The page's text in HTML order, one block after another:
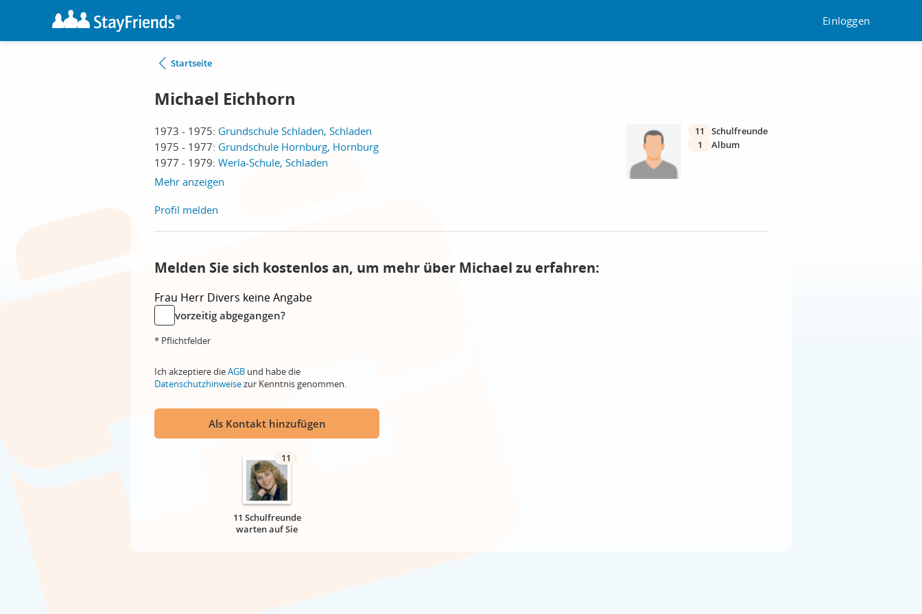
Einloggen
Startseite
Michael Eichhorn
1973 - 1975: Grundschule Schladen, Schladen
1975 - 1977: Grundschule Hornburg, Hornburg
1977 - 1979: Werla-Schule, Schladen
Mehr anzeigen
11
Schulfreunde
1
Album
Profil melden
Melden Sie sich kostenlos an, um mehr über Michael zu erfahren:
Frau Herr Divers keine Angabe
vorzeitig abgegangen?
* Pflichtfelder
Ich akzeptiere dieAGB und habe die
Datenschutzhinweisezur Kenntnis genommen.
Als Kontakt hinzufügen
11
11 Schulfreunde
warten auf Sie